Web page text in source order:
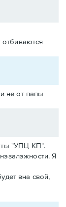
не от папы
"УПЦ КП".
Я
вна свой,